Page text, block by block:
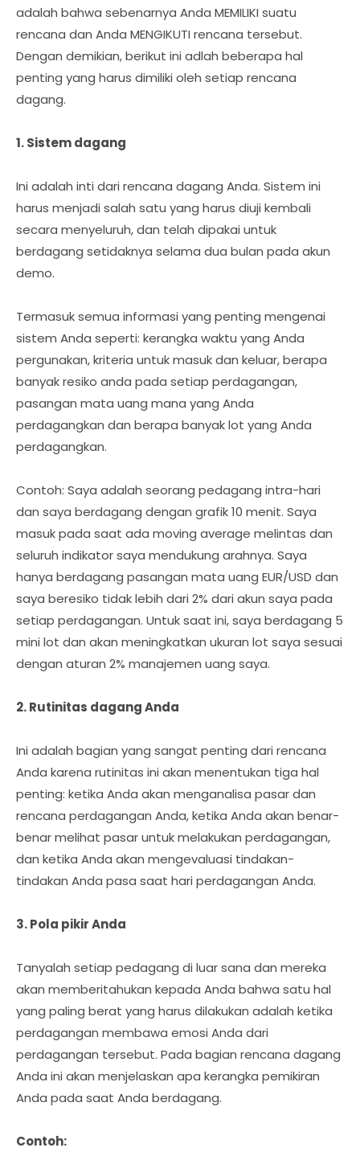
adalah bahwa sebenarnya Anda MEMILIKI suatu
rencana dan Anda MENGIKUTI rencana tersebut.
Dengan demikian, berikut ini adlah beberapa hal
penting yang harus dimiliki oleh setiap rencana
dagang.
1. Sistem dagang
Ini adalah inti dari rencana dagang Anda. Sistem ini
harus menjadi salah satu yang harus diuji kembali
secara menyeluruh, dan telah dipakai untuk
berdagang setidaknya selama dua bulan pada akun
demo.
Termasuk semua informasi yang penting mengenai
sistem Anda seperti: kerangka waktu yang Anda
pergunakan, kriteria untuk masuk dan keluar, berapa
banyak resiko anda pada setiap perdagangan,
pasangan mata uang mana yang Anda
perdagangkan dan berapa banyak lot yang Anda
perdagangkan.
Contoh: Saya adalah seorang pedagang intra-hari
dan saya berdagang dengan grafik 10 menit. Saya
masuk pada saat ada moving average melintas dan
seluruh indikator saya mendukung arahnya. Saya
hanya berdagang pasangan mata uang EUR/USD dan
saya beresiko tidak lebih dari 2% dari akun saya pada
setiap perdagangan. Untuk saat ini, saya berdagang 5
mini lot dan akan meningkatkan ukuran lot saya sesuai
dengan aturan 2% manajemen uang saya.
2. Rutinitas dagang Anda
Ini adalah bagian yang sangat penting dari rencana
Anda karena rutinitas ini akan menentukan tiga hal
penting: ketika Anda akan menganalisa pasar dan
rencana perdagangan Anda, ketika Anda akan benar-
benar melihat pasar untuk melakukan perdagangan,
dan ketika Anda akan mengevaluasi tindakan-
tindakan Anda pasa saat hari perdagangan Anda.
3. Pola pikir Anda
Tanyalah setiap pedagang di luar sana dan mereka
akan memberitahukan kepada Anda bahwa satu hal
yang paling berat yang harus dilakukan adalah ketika
perdagangan membawa emosi Anda dari
perdagangan tersebut. Pada bagian rencana dagang
Anda ini akan menjelaskan apa kerangka pemikiran
Anda pada saat Anda berdagang.
Contoh: